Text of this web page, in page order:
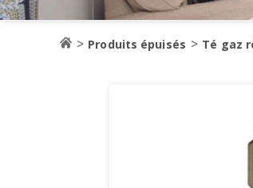
Produits épuisés Té gaz